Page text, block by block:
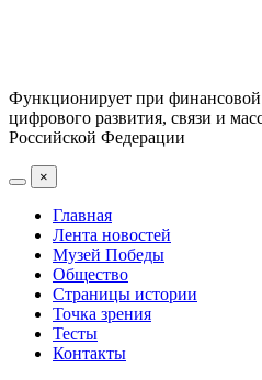
Функционирует при
цифрового развития, связи и
Российской Федерации
×
Главная
Лента новостей
Музей Победы
Общество
Страницы истории
Точка зрения
Тесты
Контакты